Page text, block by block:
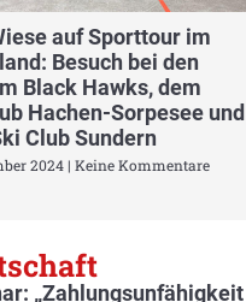
auf Sporttour im
Besuch bei den
Black Hawks, dem
Hachen-Sorpesee und
Club Sundern
2024 Keine Kommentare
„Zahlungsunfähigkeit